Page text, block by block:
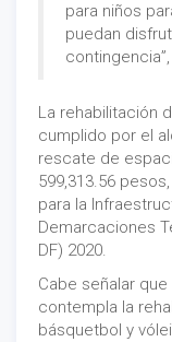
para niños
puedan
La rehabilitación
cumplido por el
rescate de
599,313.56
para la
Demarcaciones
DF) 2020.
Cabe señalar
contempla la
básquetbol y